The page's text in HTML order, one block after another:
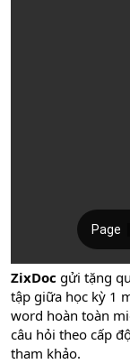
ZixDoc gửi tặng
tập giữa học kỳ 1
word hoàn toàn
câu hỏi theo cấp
tham khảo.